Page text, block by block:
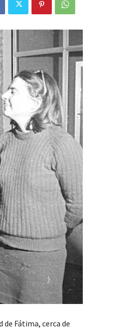
de Fátima, cerca de